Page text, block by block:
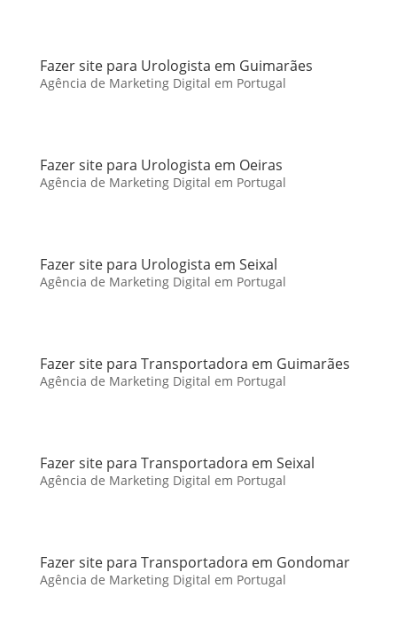
Fazer site para Urologista em Guimarães
Agência de Marketing Digital em Portugal
Fazer site para Urologista em Oeiras
Agência de Marketing Digital em Portugal
Fazer site para Urologista em Seixal
Agência de Marketing Digital em Portugal
Fazer site para Transportadora em Guimarães
Agência de Marketing Digital em Portugal
Fazer site para Transportadora em Seixal
Agência de Marketing Digital em Portugal
Fazer site para Transportadora em Gondomar
Agência de Marketing Digital em Portugal